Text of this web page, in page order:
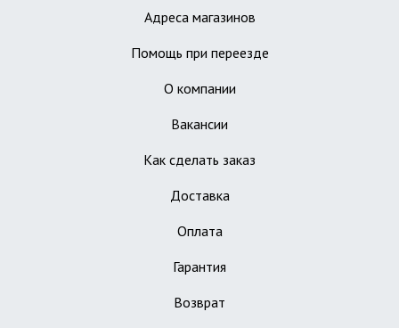
Адреса магазинов
Помощь при переезде
О компании
Вакансии
Как сделать заказ
Доставка
Оплата
Гарантия
Возврат